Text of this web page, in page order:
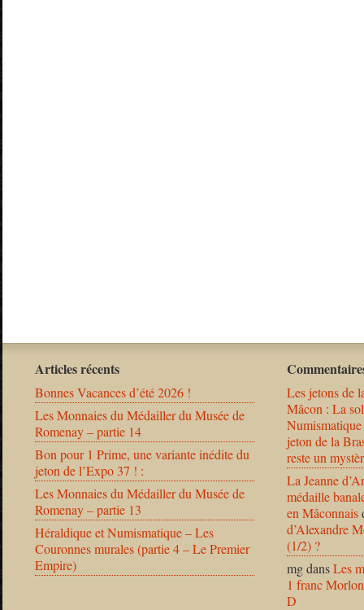
Articles récents
Bonnes Vacances d’été 2026 !
Les Monnaies du Médailler du Musée de
Romenay – partie 14
Bon pour 1 Prime, une variante inédite du
jeton de l’Expo 37 ! :
Les Monnaies du Médailler du Musée de
Romenay – partie 13
Héraldique et Numismatique – Les
Couronnes murales (partie 4 – Le Premier
Empire)
Les jetons de
Mâcon : La
jeton de la
reste un
La Jeanne
médaille
en Mâconnais
d’Alexandre
(1/2) ?
mgdansLes
1 franc
D